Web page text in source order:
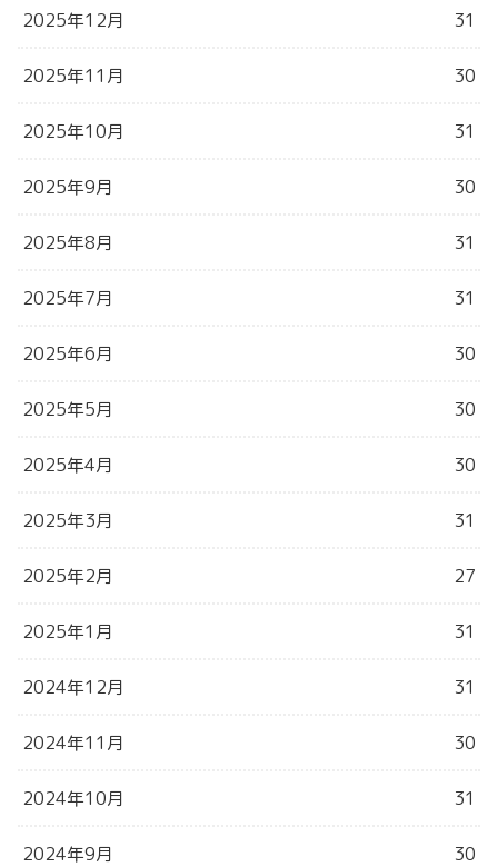
2025年12月 31
2025年11月 30
2025年10月 31
2025年9月 30
2025年8月 31
2025年7月 31
2025年6月 30
2025年5月 30
2025年4月 30
2025年3月 31
2025年2月 27
2025年1月 31
2024年12月 31
2024年11月 30
2024年10月 31
2024年9月 30